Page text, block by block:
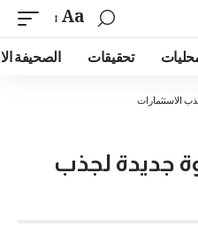
Aa
تحقيقات الصحيفة
الاستثمارات
جديدة لجذب